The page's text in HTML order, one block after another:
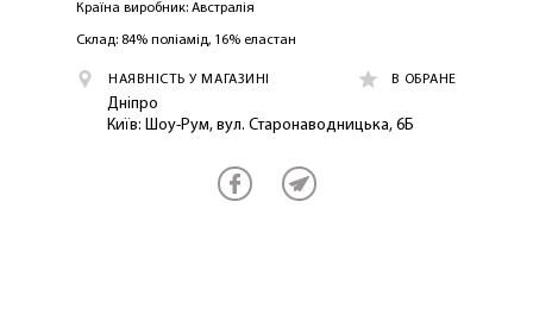
Країна виробник: Австралія
Склад: 84% поліамід, 16% еластан
НАЯВНІСТЬ У МАГАЗИНІ В ОБРАНЕ
Дніпро
Київ: Шоу-Рум, вул. Старонаводницька, 6Б
ЛАСКАВО ПРОСИМО ДО
NOSOVSKI.COM! ПРИЙМІТЬ ВІД НАС
ПРИВІТНИЙ БОНУС - ЗНИЖКУ НА